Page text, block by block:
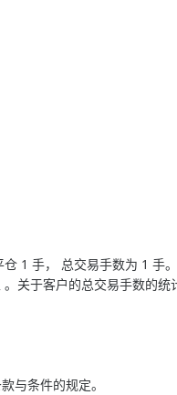
1 手， 总交易手数为 1 手。
关于客户的总交易手数的统
与条件的规定。